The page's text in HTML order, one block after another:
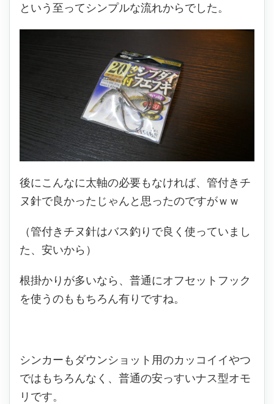
という至ってシンプルな流れからでした。
後にこんなに太軸の必要もなければ、管付きチ
ヌ針で良かったじゃんと思ったのですがｗｗ
（管付きチヌ針はバス釣りで良く使っていまし
た、安いから）
根掛かりが多いなら、普通にオフセットフック
を使うのももちろん有りですね。
シンカーもダウンショット用のカッコイイやつ
ではもちろんなく、普通の安っすいナス型オモ
リです。